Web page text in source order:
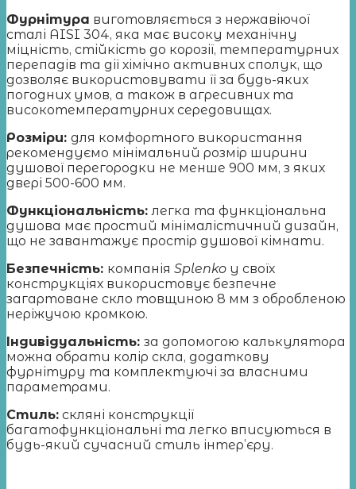
Фурнітура виготовляється з нержавіючої
сталі AISI 304, яка має високу механічну
міцність, стійкість до корозії, температурних
перепадів та дії хімічно активних сполук, що
дозволяє використовувати її за будь-яких
погодних умов, а також в агресивних та
високотемпературних середовищах.
Розміри: для комфортного використання
рекомендуємо мінімальний розмір ширини
душової перегородки не менше 900 мм, з яких
двері 500-600 мм.
Функціональність:легка та функціональна
душова має простий мінімалістичний дизайн,
що не завантажує простір душової кімнати.
Безпечність: компанія Splenko у своїх
конструкціях використовує безпечне
загартоване скло товщиною 8 мм з обробленою
неріжучою кромкою.
Індивідуальність: за допомогою калькулятора
можна обрати колір скла, додаткову
фурнітуру та комплектуючі за власними
параметрами.
Стиль: скляні конструкції
багатофункціональні та легко вписуються в
будь-який сучасний стиль інтер’єру.